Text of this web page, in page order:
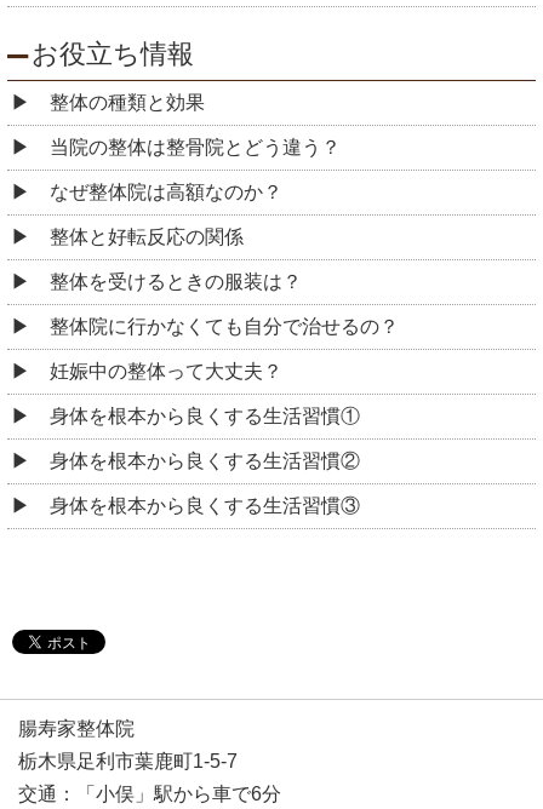
お役立ち情報
整体の種類と効果
当院の整体は整骨院とどう違う？
なぜ整体院は高額なのか？
整体と好転反応の関係
整体を受けるときの服装は？
整体院に行かなくても自分で治せるの？
妊娠中の整体って大丈夫？
身体を根本から良くする生活習慣①
身体を根本から良くする生活習慣②
身体を根本から良くする生活習慣③
腸寿家整体院
栃木県足利市葉鹿町1-5-7
交通：「小俣」駅から車で6分